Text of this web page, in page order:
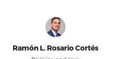
Ramón L. Rosario Cortés